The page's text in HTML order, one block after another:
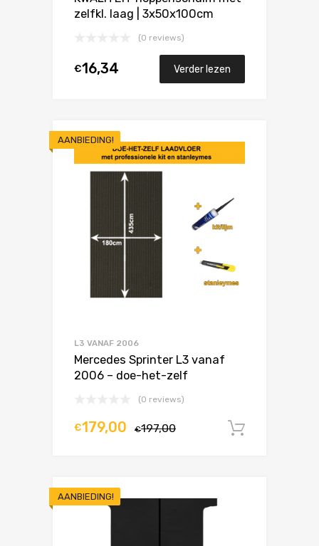
zelfkl. laag | 3x50x100cm
(0 reviews)
€16,34 Verder lezen
AANBIEDING!
L3 VANAF 2006
Mercedes Sprinter L3 vanaf
2006 – doe-het-zelf
(0 reviews)
€197,00
€179,00
AANBIEDING!